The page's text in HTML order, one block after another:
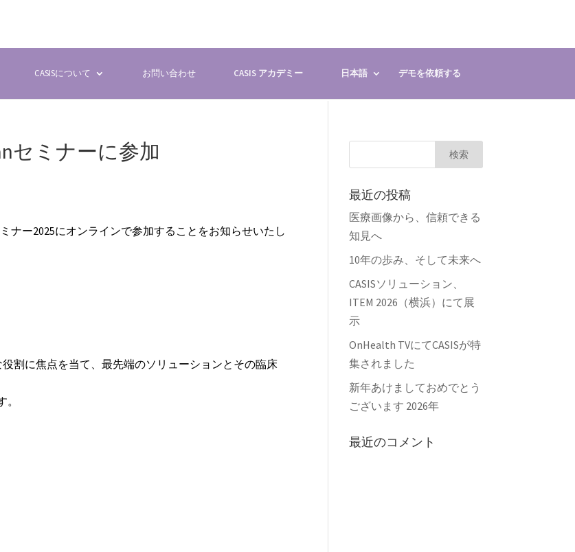
CASISについて お問い合わせ CASIS アカデミー 日本語 デモを依頼する
セミナーに参加
ナー2025にオンラインで参加することをお知らせいたし
割に焦点を当て、最先端のソリューションとその臨床
最近の投稿
医療画像から、信頼できる
知見へ
10年の歩み、そして未来へ
CASISソリューション、
ITEM 2026（横浜）にて展
示
OnHealth TVにてCASISが特
集されました
新年あけましておめでとう
ございます 2026年
最近のコメント